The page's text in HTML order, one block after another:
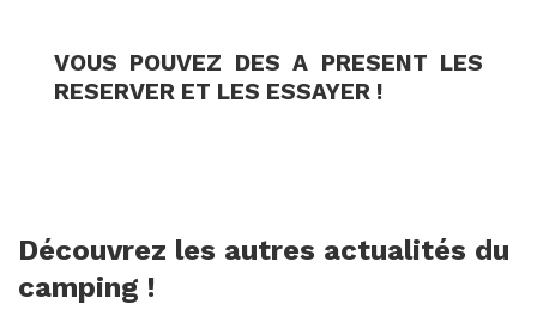
VOUS POUVEZ DES A PRESENT LES
RESERVER ET LES ESSAYER !
Découvrez les autres actualités du
camping !